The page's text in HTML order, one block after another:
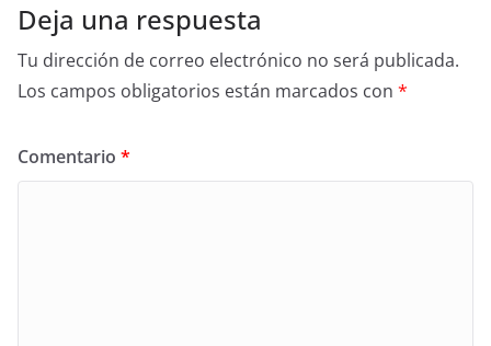
Deja una respuesta
Tu dirección de correo electrónico no será publicada.
Los campos obligatorios están marcados con *
Comentario *